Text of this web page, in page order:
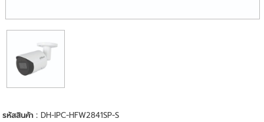
รหัสสินค้า :DH-IPC-HFW2841SP-S